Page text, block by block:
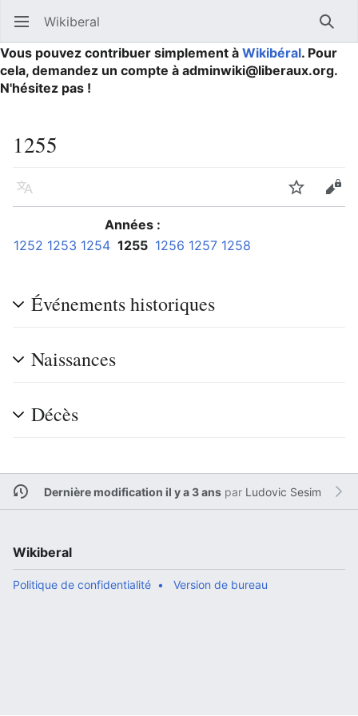
Ouvrir le menu principal Wikiberal
Vous pouvez contribuer simplement à Wikibéral. Pour
cela, demandez un compte à adminwiki@liberaux.org.
N'hésitez pas !
1255
Langue Suivre
Années :
1252 1253 1254 1255 1256 1257 1258
Événements historiques
Naissances
Décès
Dernière modification il y a 3 anspar Ludovic Sesim
Wikiberal
Politique de confidentialité Version de bureau